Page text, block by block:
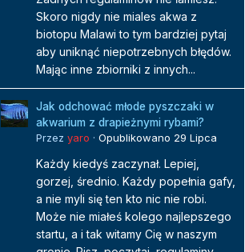
Skoro nigdy nie miales akwa z
biotopu Malawi to tym bardziej pytaj
aby uniknąć niepotrzebnych błędów.
Mając inne zbiorniki z innych...
Jak odchować młode pyszczaki w
akwarium z drapieżnymi rybami?
Przez yaro · Opublikowano 29 Lipca
Każdy kiedyś zaczynał. Lepiej,
gorzej, średnio. Każdy popełnia gafy,
a nie myli się ten kto nic nie robi.
Może nie miałeś kolego najlepszego
startu, a i tak witamy Cię w naszym